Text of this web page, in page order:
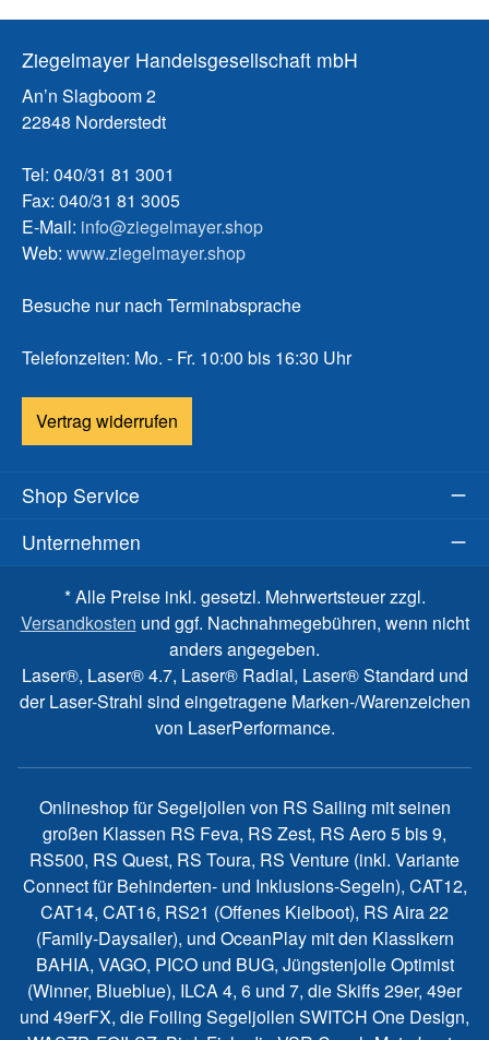
Ziegelmayer Handelsgesellschaft mbH
An’n Slagboom 2
22848 Norderstedt
Tel: 040/31 81 3001
Fax: 040/31 81 3005
E-Mail: info@ziegelmayer.shop
Web: www.ziegelmayer.shop
Besuche nur nach Terminabsprache
Telefonzeiten: Mo. - Fr. 10:00 bis 16:30 Uhr
Vertrag widerrufen
Shop Service
Unternehmen
* Alle Preise inkl. gesetzl. Mehrwertsteuer zzgl.
Versandkosten und ggf. Nachnahmegebühren, wenn nicht
anders angegeben.
Laser®, Laser® 4.7, Laser® Radial, Laser® Standard und
der Laser-Strahl sind eingetragene Marken-/Warenzeichen
von LaserPerformance.
Onlineshop für Segeljollen von RS Sailing mit seinen
großen Klassen RS Feva, RS Zest, RS Aero 5 bis 9,
RS500, RS Quest, RS Toura, RS Venture (inkl. Variante
Connect für Behinderten- und Inklusions-Segeln), CAT12,
CAT14, CAT16, RS21 (Offenes Kielboot), RS Aira 22
(Family-Daysailer), und OceanPlay mit den Klassikern
BAHIA, VAGO, PICO und BUG, Jüngstenjolle Optimist
(Winner, Blueblue), ILCA 4, 6 und 7, die Skiffs 29er, 49er
und 49erFX, die Foiling Segeljollen SWITCH One Design,